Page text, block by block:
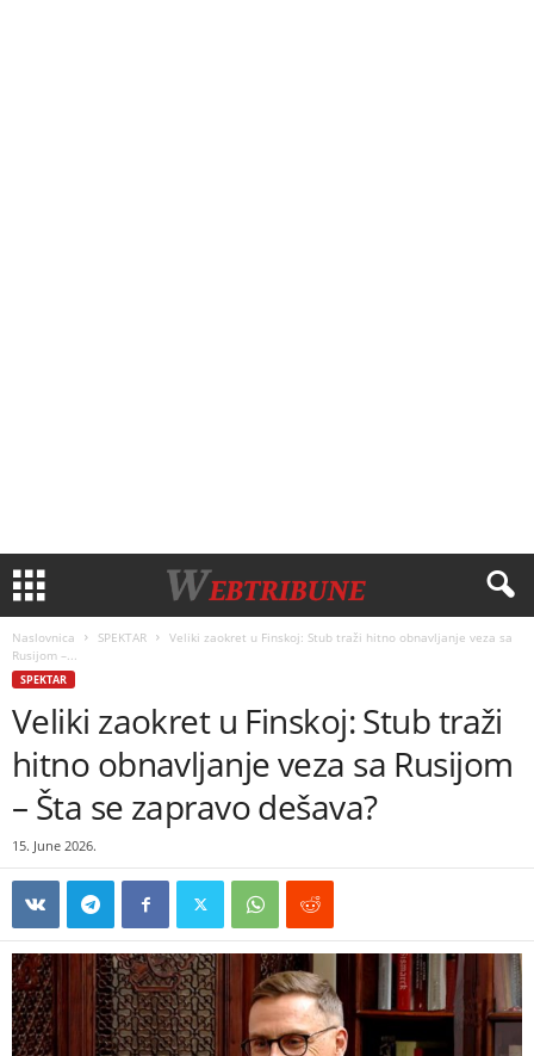
Naslovnica SPEKTAR
Veliki zaokret u Finskoj: Stub traži hitno obnavljanje veza sa
Rusijom –...
SPEKTAR
Veliki zaokret u Finskoj: Stub traži
hitno obnavljanje veza sa Rusijom
– Šta se zapravo dešava?
15. June 2026.